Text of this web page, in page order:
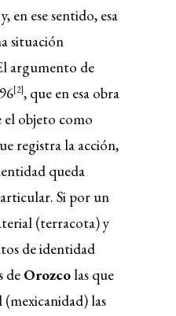
en ese sentido, esa
situación
argumento de
[2], que en esa obra
objeto como
registra la acción,
queda
Si por un
(terracota) y
de identidad
de Orozco las que
(mexicanidad) las